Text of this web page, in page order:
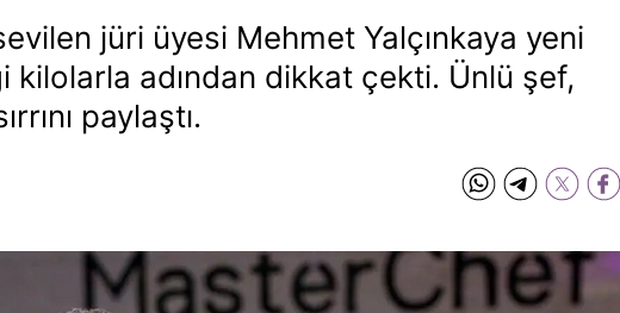
jüri üyesi Mehmet Yalçınkaya yeni
kilolarla adından dikkat çekti. Ünlü şef,
paylaştı.